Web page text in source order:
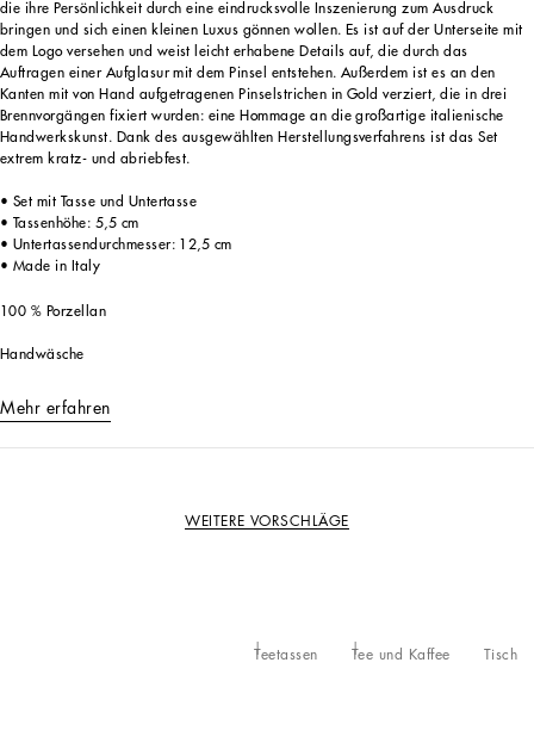
die ihre Persönlichkeit durch eine eindrucksvolle Inszenierung zum Ausdruck
bringen und sich einen kleinen Luxus gönnen wollen. Es ist auf der Unterseite mit
dem Logo versehen und weist leicht erhabene Details auf, die durch das
Auftragen einer Aufglasur mit dem Pinsel entstehen. Außerdem ist es an den
Kanten mit von Hand aufgetragenen Pinselstrichen in Gold verziert, die in drei
Brennvorgängen fixiert wurden: eine Hommage an die großartige italienische
Handwerkskunst. Dank des ausgewählten Herstellungsverfahrens ist das Set
extrem kratz- und abriebfest.
• Set mit Tasse und Untertasse
• Tassenhöhe: 5,5 cm
• Untertassendurchmesser: 12,5 cm
• Made in Italy
100 % Porzellan
Handwäsche
Mehr erfahren
WEITERE VORSCHLÄGE
Tisch
Tee und Kaffee
Teetassen